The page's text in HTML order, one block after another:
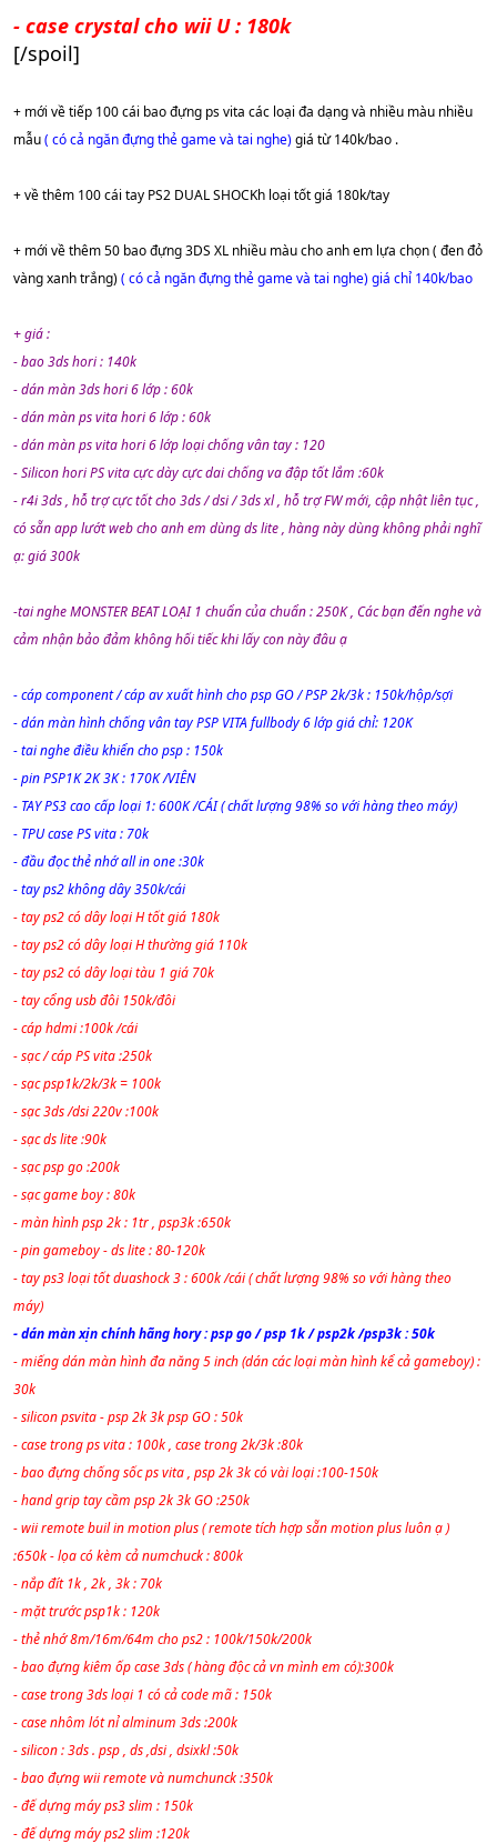
- case crystal cho wii U : 180k
[/spoil]
+ mới về tiếp 100 cái bao đựng ps vita các loại đa dạng và nhiều màu nhiều
mẫu( có cả ngăn đựng thẻ game và tai nghe)giá từ 140k/bao .
+ về thêm 100 cái tay PS2 DUAL SHOCKh loại tốt giá 180k/tay
+ mới về thêm 50 bao đựng 3DS XL nhiều màu cho anh em lựa chọn ( đen đỏ
vàng xanh trắng)( có cả ngăn đựng thẻ game và tai nghe) giá chỉ 140k/bao
+ giá :
- bao 3ds hori : 140k
- dán màn 3ds hori 6 lớp : 60k
- dán màn ps vita hori 6 lớp : 60k
- dán màn ps vita hori 6 lớp loại chống vân tay : 120
- Silicon hori PS vita cực dày cực dai chống va đập tốt lắm :60k
- r4i 3ds , hỗ trợ cực tốt cho 3ds / dsi / 3ds xl , hỗ trợ FW mới, cập nhật liên tục ,
có sẵn app lướt web cho anh em dùng ds lite , hàng này dùng không phải nghĩ
ạ: giá 300k
-tai nghe MONSTER BEAT LOẠI 1 chuẩn của chuẩn : 250K , Các bạn đến nghe và
cảm nhận bảo đảm không hối tiếc khi lấy con này đâu ạ
- cáp component / cáp av xuất hình cho psp GO / PSP 2k/3k : 150k/hộp/sợi
- dán màn hình chống vân tay PSP VITA fullbody 6 lớp giá chỉ: 120K
- tai nghe điều khiển cho psp : 150k
- pin PSP1K 2K 3K : 170K /VIÊN
- TAY PS3 cao cấp loại 1: 600K /CÁI ( chất lượng 98% so với hàng theo máy)
- TPU case PS vita : 70k
- đầu đọc thẻ nhớ all in one :30k
- tay ps2 không dây 350k/cái
- tay ps2 có dây loại H tốt giá 180k
- tay ps2 có dây loại H thường giá 110k
- tay ps2 có dây loại tàu 1 giá 70k
- tay cổng usb đôi 150k/đôi
- cáp hdmi :100k /cái
- sạc / cáp PS vita :250k
- sạc psp1k/2k/3k = 100k
- sạc 3ds /dsi 220v :100k
- sạc ds lite :90k
- sạc psp go :200k
- sạc game boy : 80k
- màn hình psp 2k : 1tr , psp3k :650k
- pin gameboy - ds lite : 80-120k
- tay ps3 loại tốt duashock 3 : 600k /cái ( chất lượng 98% so với hàng theo
máy)
- dán màn xịn chính hãng hory : psp go / psp 1k / psp2k /psp3k : 50k
- miếng dán màn hình đa năng 5 inch (dán các loại màn hình kể cả gameboy) :
30k
- silicon psvita - psp 2k 3k psp GO : 50k
- case trong ps vita : 100k , case trong 2k/3k :80k
- bao đựng chống sốc ps vita , psp 2k 3k có vài loại :100-150k
- hand grip tay cầm psp 2k 3k GO :250k
- wii remote buil in motion plus ( remote tích hợp sẵn motion plus luôn ạ )
:650k - lọa có kèm cả numchuck : 800k
- nắp đít 1k , 2k , 3k : 70k
- mặt trước psp1k : 120k
- thẻ nhớ 8m/16m/64m cho ps2 : 100k/150k/200k
- bao đựng kiêm ốp case 3ds ( hàng độc cả vn mình em có):300k
- case trong 3ds loại 1 có cả code mã : 150k
- case nhôm lót nỉ alminum 3ds :200k
- silicon : 3ds . psp , ds ,dsi , dsixkl :50k
- bao đựng wii remote và numchunck :350k
- đế dựng máy ps3 slim : 150k
- đế dựng máy ps2 slim :120k